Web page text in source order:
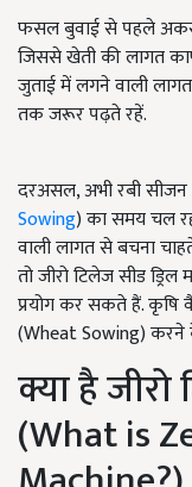
फसल बुवाई से पहले
जिससे खेती की लागत
जुताई में लगने वाली
तक जरूर पढ़ते रहें.
दरअसल, अभी रबी
Sowing) का समय चल
वाली लागत से बचना
तो जीरो टिलेज सीड
प्रयोग कर सकते हैं. कृषि
(Wheat Sowing) करने
क्या है
(What is